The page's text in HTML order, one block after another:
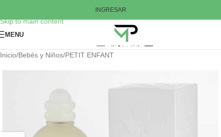
Skip to main content
INGRESAR
MENU
Inicio/Bebés y Niños/PETIT ENFANT